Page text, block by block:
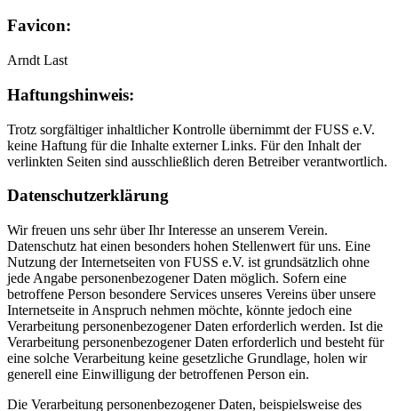
Favicon:
Arndt Last
Haftungshinweis:
Trotz sorgfältiger inhaltlicher Kontrolle übernimmt der FUSS e.V.
keine Haftung für die Inhalte externer Links. Für den Inhalt der
verlinkten Seiten sind ausschließlich deren Betreiber verantwortlich.
Datenschutzerklärung
Wir freuen uns sehr über Ihr Interesse an unserem Verein.
Datenschutz hat einen besonders hohen Stellenwert für uns. Eine
Nutzung der Internetseiten von FUSS e.V. ist grundsätzlich ohne
jede Angabe personenbezogener Daten möglich. Sofern eine
betroffene Person besondere Services unseres Vereins über unsere
Internetseite in Anspruch nehmen möchte, könnte jedoch eine
Verarbeitung personenbezogener Daten erforderlich werden. Ist die
Verarbeitung personenbezogener Daten erforderlich und besteht für
eine solche Verarbeitung keine gesetzliche Grundlage, holen wir
generell eine Einwilligung der betroffenen Person ein.
Die Verarbeitung personenbezogener Daten, beispielsweise des